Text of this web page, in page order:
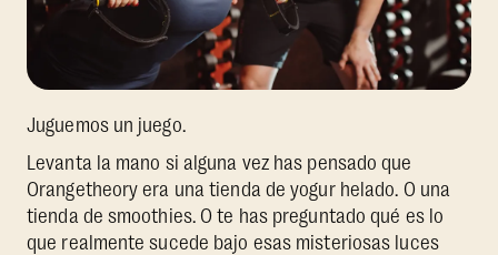
Juguemos un juego.
Levanta la mano si alguna vez has pensado que
Orangetheory era una tienda de yogur helado. O una
tienda de smoothies. O te has preguntado qué es lo
que realmente sucede bajo esas misteriosas luces